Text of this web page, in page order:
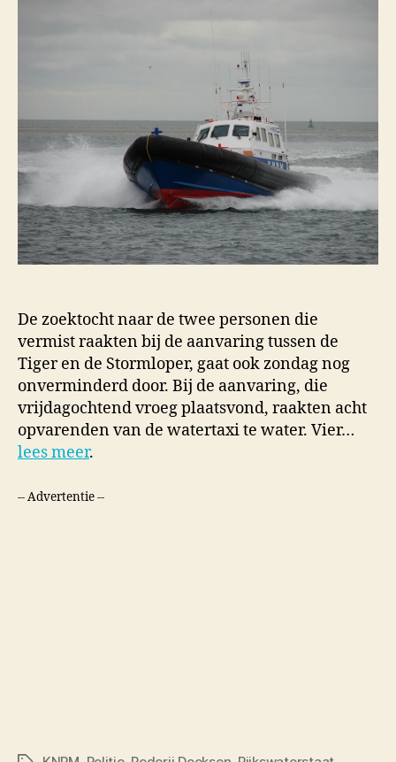
De zoektocht naar de twee personen die
vermist raakten bij de aanvaring tussen de
Tiger en de Stormloper, gaat ook zondag nog
onverminderd door. Bij de aanvaring, die
vrijdagochtend vroeg plaatsvond, raakten acht
opvarenden van de watertaxi te water. Vier…
lees meer.
-- Advertentie --